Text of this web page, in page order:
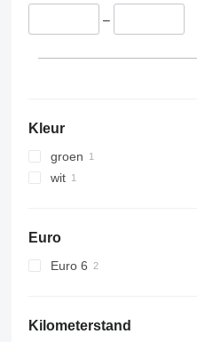
–
Kleur
groen
wit
Euro
Euro 6
Kilometerstand